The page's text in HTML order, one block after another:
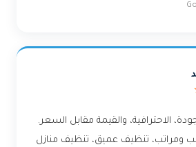
الاحترافية، والقيمة مقابل السعر.
ومراتب، تنظيف عميق، تنظيف منازل